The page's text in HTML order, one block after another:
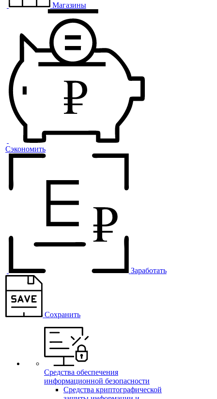
Магазины
Сэкономить
Заработать
Сохранить
Средства обеспечения
информационной безопасности
Средства криптографической